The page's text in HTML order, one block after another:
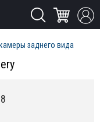
заднего вида